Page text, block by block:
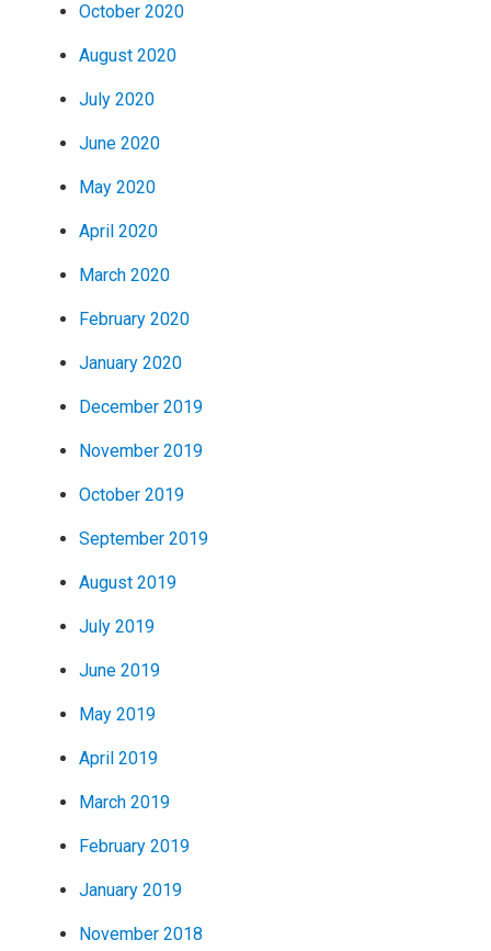
October 2020
August 2020
July 2020
June 2020
May 2020
April 2020
March 2020
February 2020
January 2020
December 2019
November 2019
October 2019
September 2019
August 2019
July 2019
June 2019
May 2019
April 2019
March 2019
February 2019
January 2019
November 2018